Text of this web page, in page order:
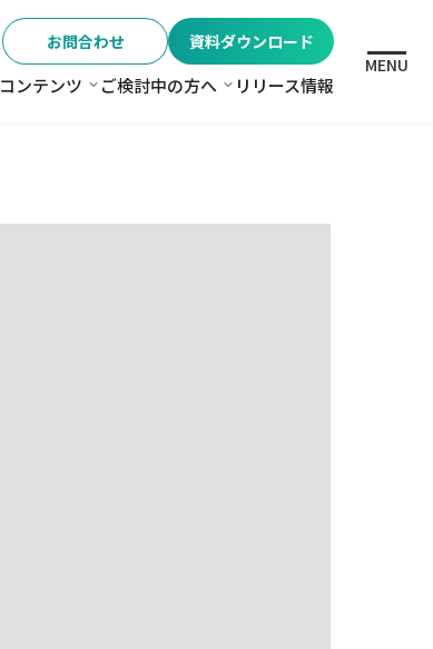
お問合わせ 資料ダウンロード
コンテンツ コンテンツ
ご検討中の方へ ご検討中の方へ
リリース情報
MENU